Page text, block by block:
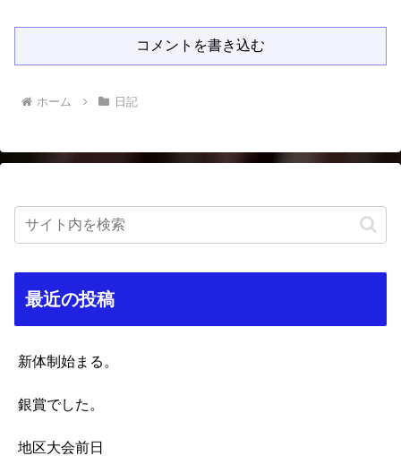
コメントを書き込む
ホーム 日記
最近の投稿
新体制始まる。
銀賞でした。
地区大会前日